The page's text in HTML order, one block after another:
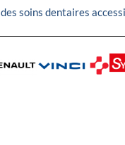
des soins dentaires